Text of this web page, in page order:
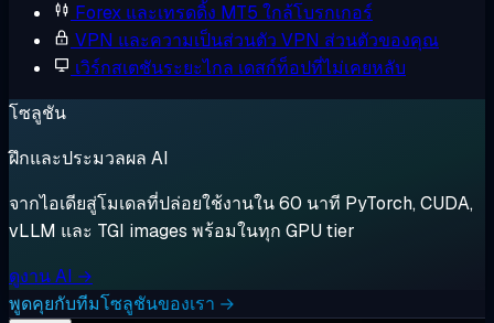
Forex และเทรดดิ้ง MT5 ใกล้โบรกเกอร์
VPN และความเป็นส่วนตัว VPN ส่วนตัวของคุณ
เวิร์กสเตชันระยะไกล เดสก์ท็อปที่ไม่เคยหลับ
โซลูชัน
ฝึกและประมวลผล AI
จากไอเดียสู่โมเดลที่ปล่อยใช้งานใน 60 นาที PyTorch, CUDA,
vLLM และ TGI images พร้อมในทุก GPU tier
ดูงาน AI →
พูดคุยกับทีมโซลูชันของเรา →